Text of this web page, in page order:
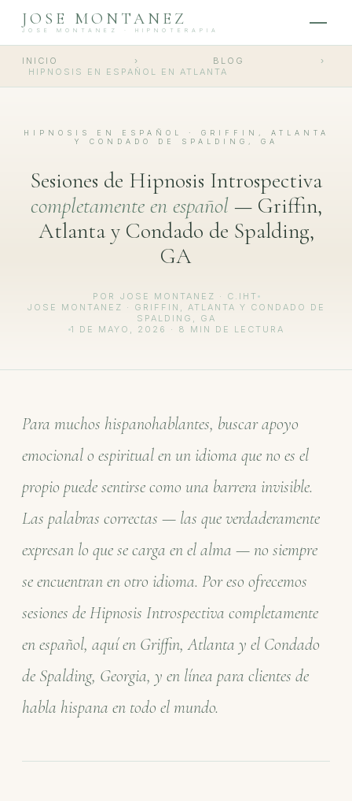
JOSE MONTANEZ
JOSE MONTANEZ · HIPNOTERAPIA
INICIO › BLOG
›
HIPNOSIS EN ESPAÑOL EN ATLANTA
HIPNOSIS EN ESPAÑOL · GRIFFIN, ATLANTA
Y CONDADO DE SPALDING, GA
Sesiones de Hipnosis Introspectiva
completamente en español— Griffin,
Atlanta y Condado de Spalding,
GA
POR JOSE MONTANEZ · C.IHT
JOSE MONTANEZ · GRIFFIN, ATLANTA Y CONDADO DE
SPALDING, GA
1 DE MAYO, 2026 · 8 MIN DE LECTURA
Para muchos hispanohablantes, buscar apoyo
emocional o espiritual en un idioma que no es el
propio puede sentirse como una barrera invisible.
Las palabras correctas — las que verdaderamente
expresan lo que se carga en el alma — no siempre
se encuentran en otro idioma. Por eso ofrecemos
sesiones de Hipnosis Introspectiva completamente
en español, aquí en Griffin, Atlanta y el Condado
de Spalding, Georgia, y en línea para clientes de
habla hispana en todo el mundo.